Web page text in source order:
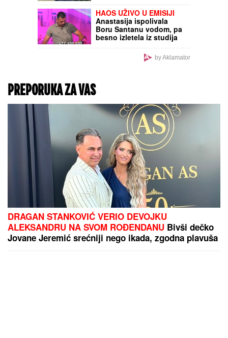
HAOS UŽIVO U EMISIJI
Anastasija ispolivala
Boru Santanu vodom, pa
besno izletela iz studija
saznanja - voditelj skočio
by Aklamator
PREPORUKA ZA VAS
DRAGAN STANKOVIĆ VERIO DEVOJKU
ALEKSANDRU NA SVOM ROĐENDANU Bivši dečko
Jovane Jeremić srećniji nego ikada, zgodna plavuša